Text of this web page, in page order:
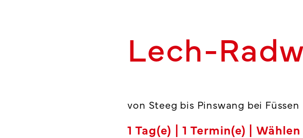
Lech-
von Steeg bis Pinswang bei Füssen
1 Tag(e) | 1 Termin(e) |